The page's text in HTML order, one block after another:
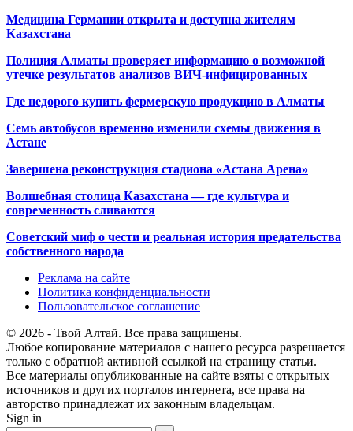
Медицина Германии открыта и доступна жителям
Казахстана
Полиция Алматы проверяет информацию о возможной
утечке результатов анализов ВИЧ-инфицированных
Где недорого купить фермерскую продукцию в Алматы
Семь автобусов временно изменили схемы движения в
Астане
Завершена реконструкция стадиона «Астана Арена»
Волшебная столица Казахстана — где культура и
современность сливаются
Советский миф о чести и реальная история предательства
собственного народа
Реклама на сайте
Политика конфиденциальности
Пользовательское соглашение
© 2026 - Твой Алтай. Все права защищены.
Любое копирование материалов с нашего ресурса разрешается
только с обратной активной ссылкой на страницу статьи.
Все материалы опубликованные на сайте взяты с открытых
источников и других порталов интернета, все права на
авторство принадлежат их законным владельцам.
Sign in